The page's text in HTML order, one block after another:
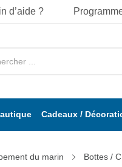
d’aide ?
Cadeaux /
du marin Bottes /